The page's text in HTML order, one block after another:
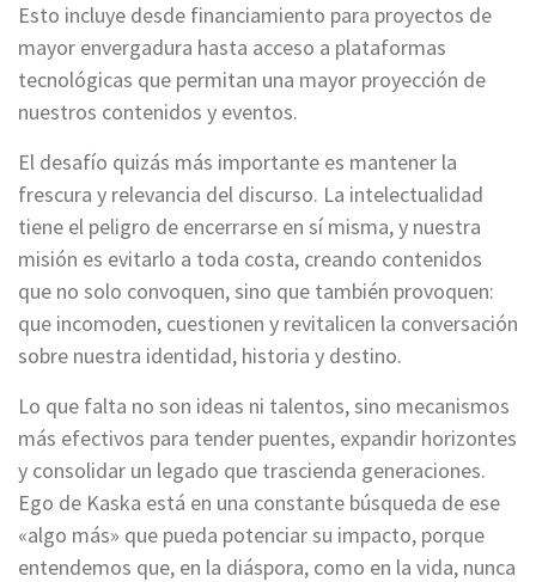
Esto incluye desde financiamiento para proyectos de
mayor envergadura hasta acceso a plataformas
tecnológicas que permitan una mayor proyección de
nuestros contenidos y eventos.
El desafío quizás más importante es mantener la
frescura y relevancia del discurso. La intelectualidad
tiene el peligro de encerrarse en sí misma, y nuestra
misión es evitarlo a toda costa, creando contenidos
que no solo convoquen, sino que también provoquen:
que incomoden, cuestionen y revitalicen la conversación
sobre nuestra identidad, historia y destino.
Lo que falta no son ideas ni talentos, sino mecanismos
más efectivos para tender puentes, expandir horizontes
y consolidar un legado que trascienda generaciones.
Ego de Kaska está en una constante búsqueda de ese
«algo más» que pueda potenciar su impacto, porque
entendemos que, en la diáspora, como en la vida, nunca